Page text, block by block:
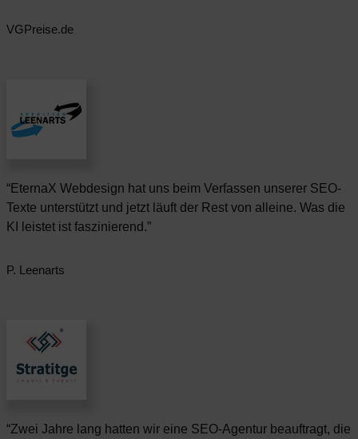
VGPreise.de
“EternaX Webdesign hat uns beim Verfassen unserer SEO-
Texte unterstützt und jetzt läuft der Rest von alleine. Was die
KI leistet ist faszinierend.”
P. Leenarts
“Zwei Jahre lang hatten wir eine SEO-Agentur beauftragt, die